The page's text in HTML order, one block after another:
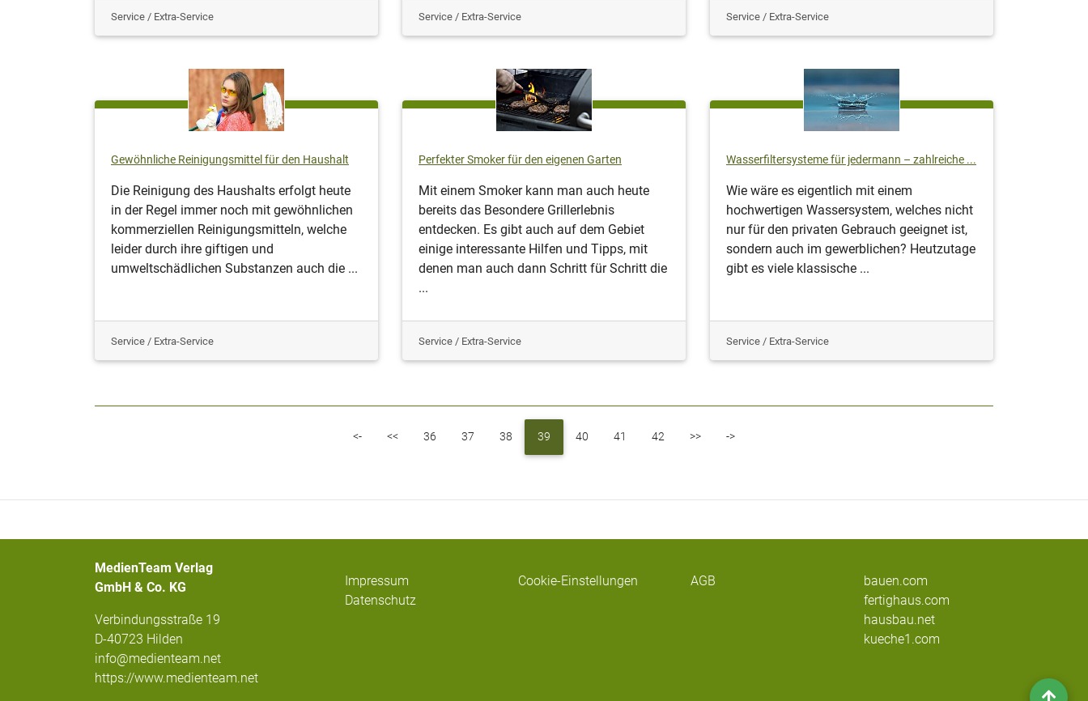
Service / Extra-Service Service / Extra-Service Service / Extra-Service
Gewöhnliche Reinigungsmittel für den Haushalt
Die Reinigung des Haushalts erfolgt heute
in der Regel immer noch mit gewöhnlichen
kommerziellen Reinigungsmitteln, welche
leider durch ihre giftigen und
umweltschädlichen Substanzen auch die ...
Service / Extra-Service
Perfekter Smoker für den eigenen Garten
Mit einem Smoker kann man auch heute
bereits das Besondere Grillerlebnis
entdecken. Es gibt auch auf dem Gebiet
einige interessante Hilfen und Tipps, mit
denen man auch dann Schritt für Schritt die
...
Service / Extra-Service
Wasserfiltersysteme für jedermann – zahlreiche ...
Wie wäre es eigentlich mit einem
hochwertigen Wassersystem, welches nicht
nur für den privaten Gebrauch geeignet ist,
sondern auch im gewerblichen? Heutzutage
gibt es viele klassische ...
Service / Extra-Service
<-First <<Previous
36 37 38 39 40 41 42 >>Next ->Last
MedienTeam Verlag
GmbH & Co. KG
Verbindungsstraße 19
D-40723 Hilden
info@medienteam.net
https://www.medienteam.net
Impressum
Datenschutz
Cookie-Einstellungen AGB
bauen.com
fertighaus.com
hausbau.net
kueche1.com